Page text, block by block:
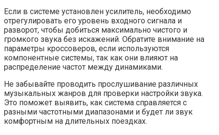
Если в системе установлен усилитель, необходимо
отрегулировать его уровень входного сигнала и
разворот, чтобы добиться максимально чистого и
громкого звука без искажений. Обратите внимание на
параметры кроссоверов, если используются
компонентные системы, так как они влияют на
распределение частот между динамиками.
Не забывайте проводить прослушивание различных
музыкальных жанров для проверки настройки звука.
Это поможет выявить, как система справляется с
разными частотными диапазонами и будет ли звук
комфортным на длительных поездках.